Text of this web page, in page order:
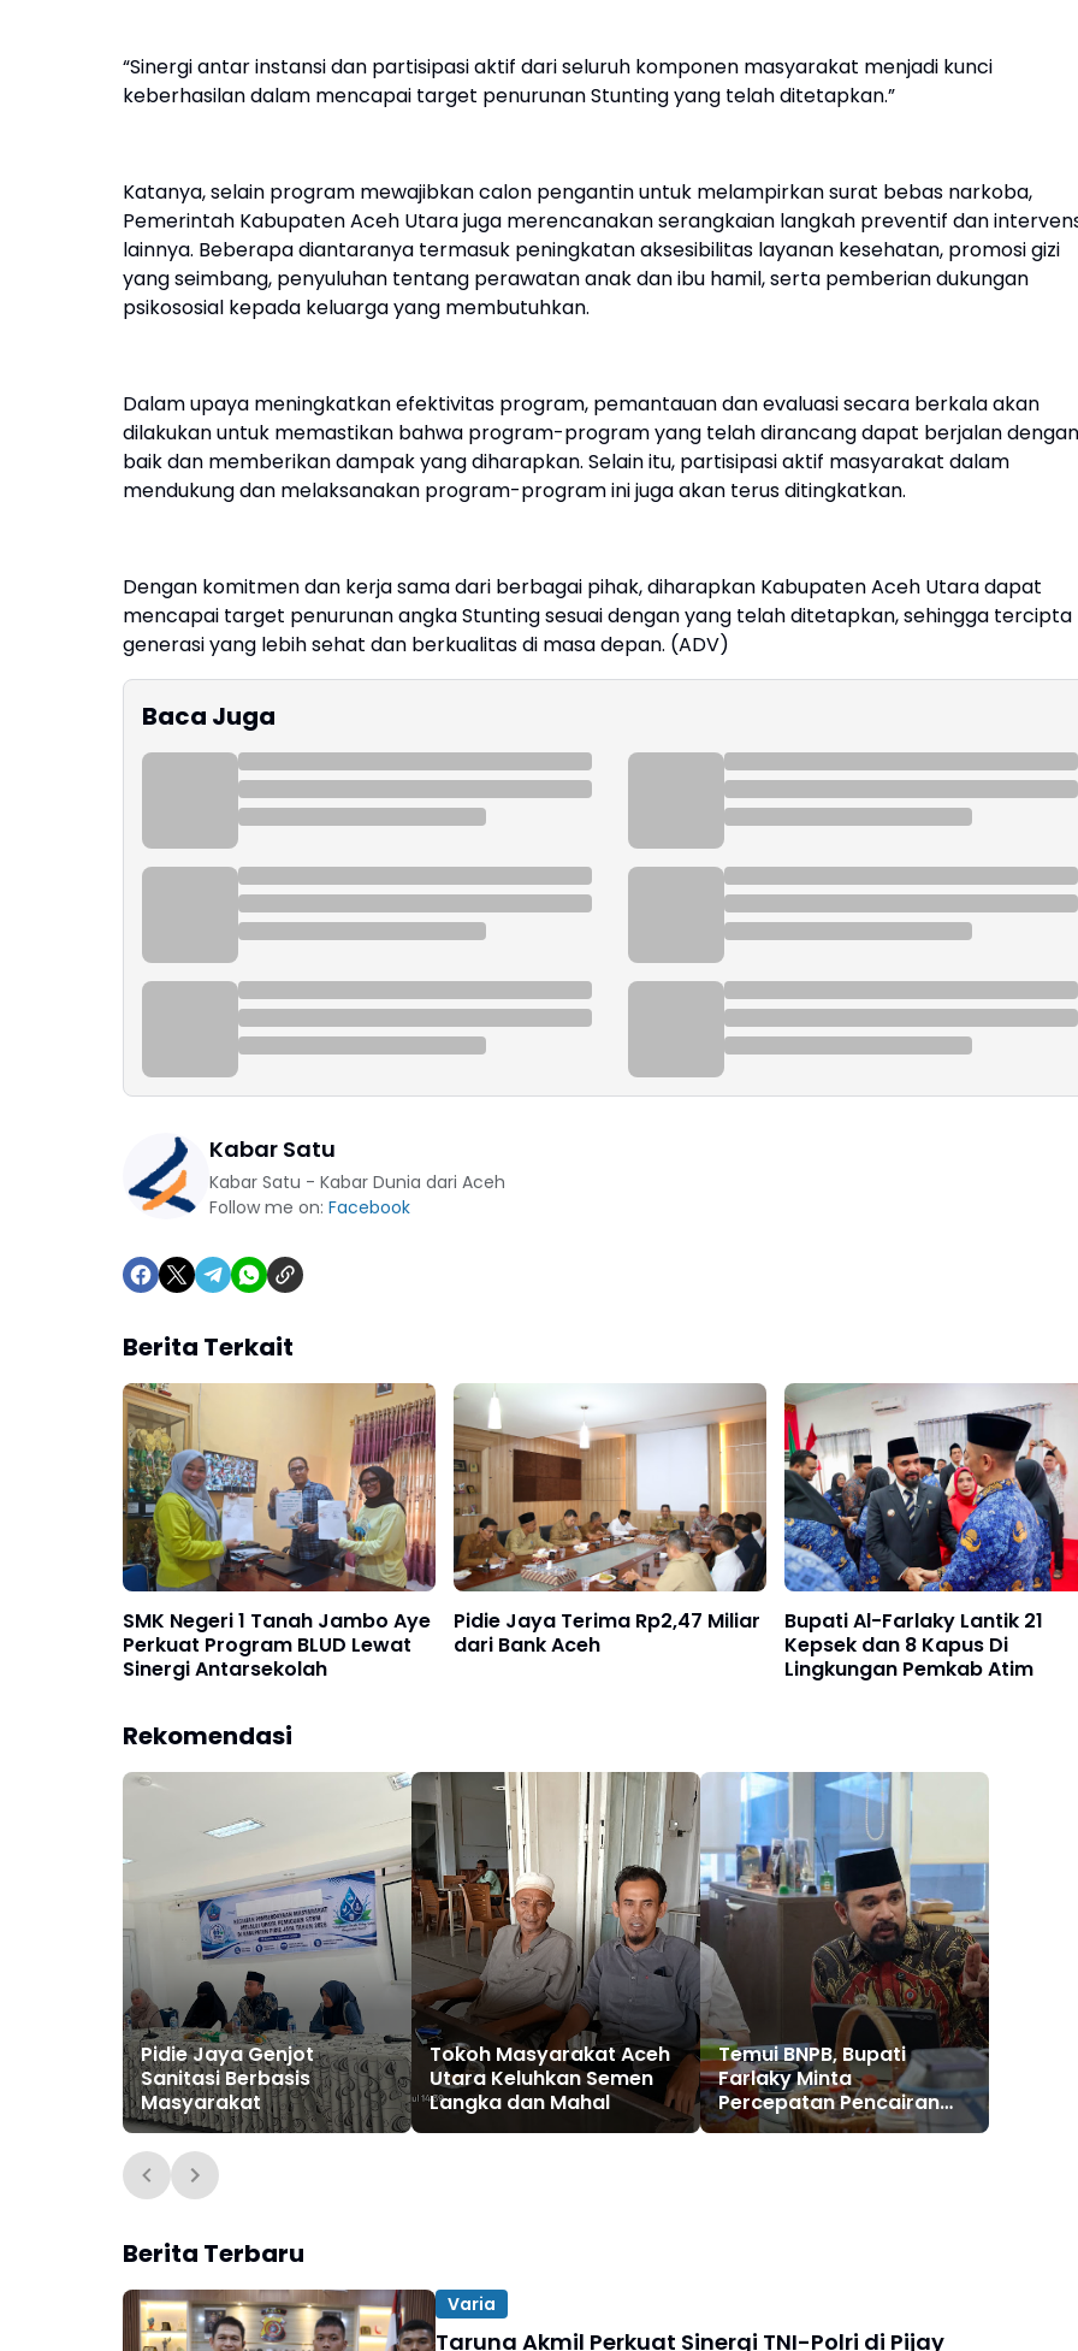
“Sinergi antar instansi dan partisipasi aktif dari seluruh komponen masyarakat menjadi kunci
keberhasilan dalam mencapai target penurunan Stunting yang telah ditetapkan.”
Katanya, selain program mewajibkan calon pengantin untuk melampirkan surat bebas narkoba,
Pemerintah Kabupaten Aceh Utara juga merencanakan serangkaian langkah preventif dan
lainnya. Beberapa diantaranya termasuk peningkatan aksesibilitas layanan kesehatan, promosi gizi
yang seimbang, penyuluhan tentang perawatan anak dan ibu hamil, serta pemberian dukungan
psikososial kepada keluarga yang membutuhkan.
Dalam upaya meningkatkan efektivitas program, pemantauan dan evaluasi secara berkala akan
dilakukan untuk memastikan bahwa program-program yang telah dirancang dapat berjalan dengan
baik dan memberikan dampak yang diharapkan. Selain itu, partisipasi aktif masyarakat dalam
mendukung dan melaksanakan program-program ini juga akan terus ditingkatkan.
Dengan komitmen dan kerja sama dari berbagai pihak, diharapkan Kabupaten Aceh Utara dapat
mencapai target penurunan angka Stunting sesuai dengan yang telah ditetapkan, sehingga tercipta
generasi yang lebih sehat dan berkualitas di masa depan. (ADV)
Baca Juga
Kabar Satu
Kabar Satu - Kabar Dunia dari Aceh
Follow me on: Facebook
Berita Terkait
SMK Negeri 1 Tanah Jambo Aye
Perkuat Program BLUD Lewat
Sinergi Antarsekolah
Pidie Jaya Terima Rp2,47 Miliar
dari Bank Aceh
Bupati Al-Farlaky Lantik 21
Kepsek dan 8 Kapus Di
Lingkungan Pemkab Atim
Rekomendasi
Pidie Jaya Genjot
Sanitasi Berbasis
Masyarakat
Tokoh Masyarakat Aceh
Utara Keluhkan Semen
Langka dan Mahal
Temui BNPB, Bupati
Farlaky Minta
Percepatan Pencairan
Dana Stimulan Tahap II
Berita Terbaru
Varia
Taruna Akmil Perkuat Sinergi TNI-Polri di Pijay